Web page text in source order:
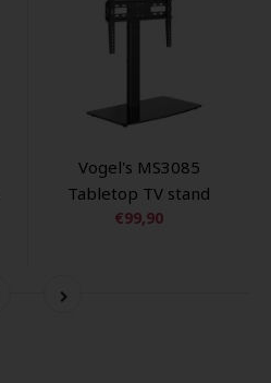
Vogel's MS3085
Tabletop TV stand
€99,90